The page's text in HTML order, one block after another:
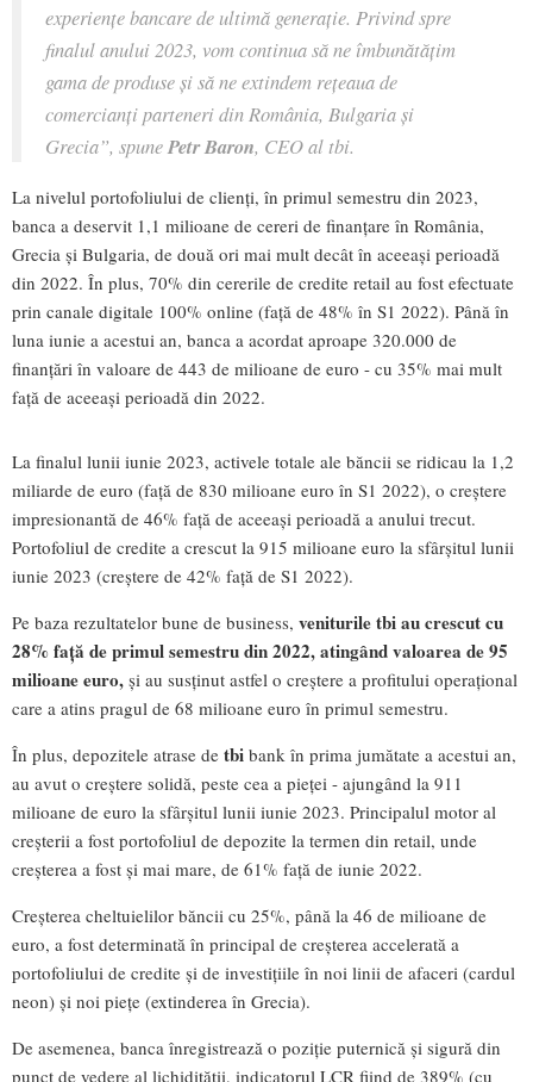
experiențe bancare de ultimă generație. Privind spre
finalul anului 2023, vom continua să ne îmbunătățim
gama de produse și să ne extindem rețeaua de
comercianți parteneri din România, Bulgaria și
Grecia”, spunePetr Baron, CEO al tbi.
La nivelul portofoliului de clienți, în primul semestru din 2023,
banca a deservit 1,1 milioane de cereri de finanțare în România,
Grecia și Bulgaria, de două ori mai mult decât în aceeași perioadă
din 2022. În plus, 70% din cererile de credite retail au fost efectuate
prin canale digitale 100% online (față de 48% în S1 2022). Până în
luna iunie a acestui an, banca a acordat aproape 320.000 de
finanțări în valoare de 443 de milioane de euro - cu 35% mai mult
față de aceeași perioadă din 2022.
La finalul lunii iunie 2023, activele totale ale băncii se ridicau la 1,2
miliarde de euro (față de 830 milioane euro în S1 2022), o creștere
impresionantă de 46% față de aceeași perioadă a anului trecut.
Portofoliul de credite a crescut la 915 milioane euro la sfârșitul lunii
iunie 2023 (creștere de 42% față de S1 2022).
Pe baza rezultatelor bune de business, veniturile tbi au crescut cu
28% față de primul semestru din 2022, atingând valoarea de 95
milioane euro, și au susținut astfel o creștere a profitului operațional
care a atins pragul de 68 milioane euro în primul semestru.
În plus, depozitele atrase de tbi bank în prima jumătate a acestui an,
au avut o creștere solidă, peste cea a pieței - ajungând la 911
milioane de euro la sfârșitul lunii iunie 2023. Principalul motor al
creșterii a fost portofoliul de depozite la termen din retail, unde
creșterea a fost și mai mare, de 61% față de iunie 2022.
Creșterea cheltuielilor băncii cu 25%, până la 46 de milioane de
euro, a fost determinată în principal de creșterea accelerată a
portofoliului de credite și de investițiile în noi linii de afaceri (cardul
neon) și noi piețe (extinderea în Grecia).
De asemenea, banca înregistrează o poziție puternică și sigură din
punct de vedere al lichidității, indicatorul LCR fiind de 389% (cu